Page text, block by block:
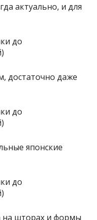
актуально, и для
достаточно даже
японские
на шторах и формы